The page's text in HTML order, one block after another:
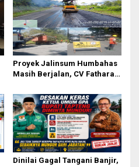
Proyek Jalinsum Humbahas
Masih Berjalan, CV Fathara
Finishing Ulang
Dinilai Gagal Tangani Banjir,